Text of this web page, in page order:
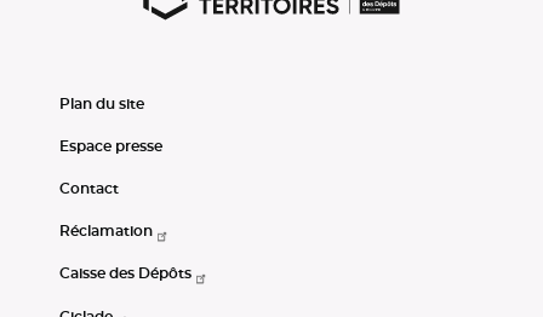
Plan du site
Espace presse
Contact
Réclamation
Caisse des Dépôts